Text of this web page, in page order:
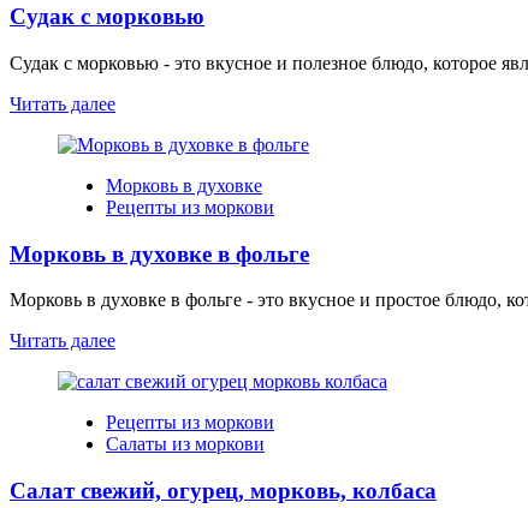
Судак с морковью
Судак с морковью - это вкусное и полезное блюдо, которое
Читать далее
Морковь в духовке
Рецепты из моркови
Морковь в духовке в фольге
Морковь в духовке в фольге - это вкусное и простое блюдо,
Читать далее
Рецепты из моркови
Салаты из моркови
Салат свежий, огурец, морковь, колбаса